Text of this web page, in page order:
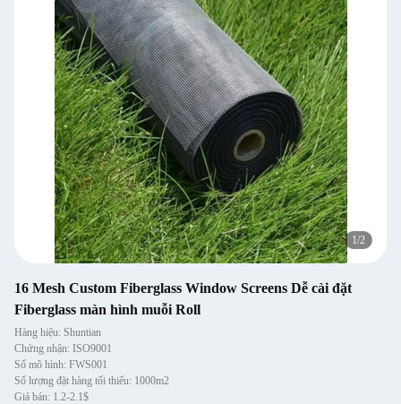
1/2
16 Mesh Custom Fiberglass Window Screens Dễ cài đặt
Fiberglass màn hình muỗi Roll
Hàng hiệu: Shuntian
Chứng nhận: ISO9001
Số mô hình: FWS001
Số lượng đặt hàng tối thiểu: 1000m2
Giá bán: 1.2-2.1$